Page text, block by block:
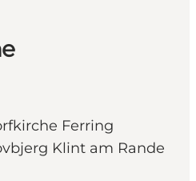
Ferring
Klint am Rande